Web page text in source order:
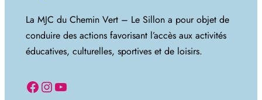
La MJC du Chemin Vert – Le Sillon a pour objet de
conduire des actions favorisant l’accès aux activités
éducatives, culturelles, sportives et de loisirs.
Facebook Instagram YouTube